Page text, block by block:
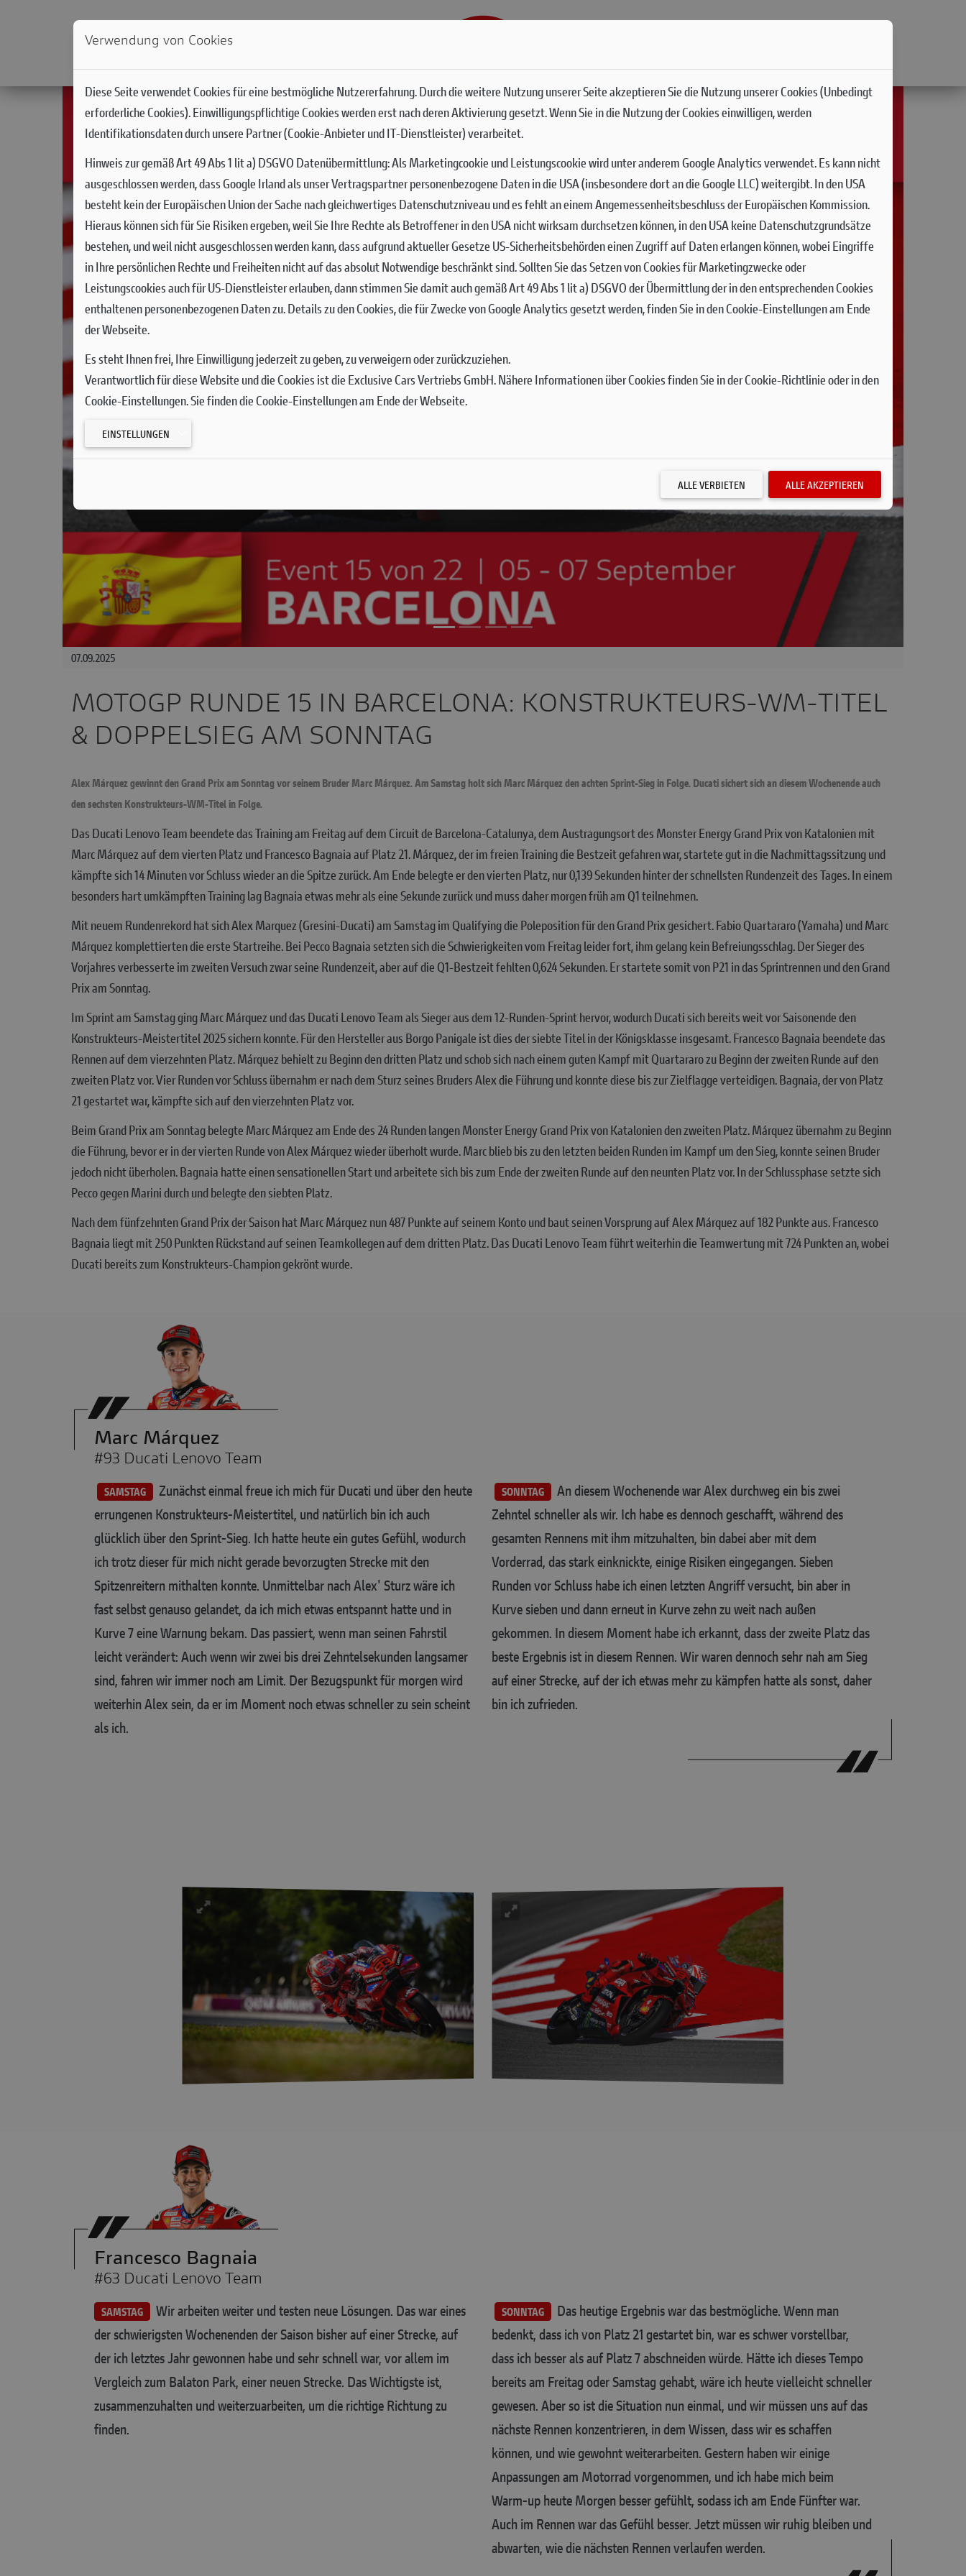
NEWS MODELLE DUCATI WORLD
07.09.2025
MOTOGP RUNDE 15 IN BARCELONA: KONSTRUKTEURS-WM-TITEL
& DOPPELSIEG AM SONNTAG
Alex Márquez gewinnt den Grand Prix am Sonntag vor seinem Bruder Marc Márquez. Am Samstag holt sich Marc Márquez den achten Sprint-Sieg in Folge. Ducati sichert sich an diesem Wochenende auch
den sechsten Konstrukteurs-WM-Titel in Folge.
Das Ducati Lenovo Team beendete das Training am Freitag auf dem Circuit de Barcelona-Catalunya, dem Austragungsort des Monster Energy Grand Prix von Katalonien mit
Marc Márquez auf dem vierten Platz und Francesco Bagnaia auf Platz 21. Márquez, der im freien Training die Bestzeit gefahren war, startete gut in die Nachmittagssitzung und
kämpfte sich 14 Minuten vor Schluss wieder an die Spitze zurück. Am Ende belegte er den vierten Platz, nur 0,139 Sekunden hinter der schnellsten Rundenzeit des Tages. In einem
besonders hart umkämpften Training lag Bagnaia etwas mehr als eine Sekunde zurück und muss daher morgen früh am Q1 teilnehmen.
Mit neuem Rundenrekord hat sich Alex Marquez (Gresini-Ducati) am Samstag im Qualifying die Poleposition für den Grand Prix gesichert. Fabio Quartararo (Yamaha) und Marc
Márquez komplettierten die erste Startreihe. Bei Pecco Bagnaia setzten sich die Schwierigkeiten vom Freitag leider fort, ihm gelang kein Befreiungsschlag. Der Sieger des
Vorjahres verbesserte im zweiten Versuch zwar seine Rundenzeit, aber auf die Q1-Bestzeit fehlten 0,624 Sekunden. Er startete somit von P21 in das Sprintrennen und den Grand
Prix am Sonntag.
Im Sprint am Samstag ging Marc Márquez und das Ducati Lenovo Team als Sieger aus dem 12-Runden-Sprint hervor, wodurch Ducati sich bereits weit vor Saisonende den
Konstrukteurs-Meistertitel 2025 sichern konnte. Für den Hersteller aus Borgo Panigale ist dies der siebte Titel in der Königsklasse insgesamt. Francesco Bagnaia beendete das
Rennen auf dem vierzehnten Platz. Márquez behielt zu Beginn den dritten Platz und schob sich nach einem guten Kampf mit Quartararo zu Beginn der zweiten Runde auf den
zweiten Platz vor. Vier Runden vor Schluss übernahm er nach dem Sturz seines Bruders Alex die Führung und konnte diese bis zur Zielflagge verteidigen. Bagnaia, der von Platz
21 gestartet war, kämpfte sich auf den vierzehnten Platz vor.
Beim Grand Prix am Sonntag belegte Marc Márquez am Ende des 24 Runden langen Monster Energy Grand Prix von Katalonien den zweiten Platz. Márquez übernahm zu Beginn
die Führung, bevor er in der vierten Runde von Alex Márquez wieder überholt wurde. Marc blieb bis zu den letzten beiden Runden im Kampf um den Sieg, konnte seinen Bruder
jedoch nicht überholen. Bagnaia hatte einen sensationellen Start und arbeitete sich bis zum Ende der zweiten Runde auf den neunten Platz vor. In der Schlussphase setzte sich
Pecco gegen Marini durch und belegte den siebten Platz.
Nach dem fünfzehnten Grand Prix der Saison hat Marc Márquez nun 487 Punkte auf seinem Konto und baut seinen Vorsprung auf Alex Márquez auf 182 Punkte aus. Francesco
Bagnaia liegt mit 250 Punkten Rückstand auf seinen Teamkollegen auf dem dritten Platz. Das Ducati Lenovo Team führt weiterhin die Teamwertung mit 724 Punkten an, wobei
Ducati bereits zum Konstrukteurs-Champion gekrönt wurde.
Marc Márquez
#93 Ducati Lenovo Team
SAMSTAG Zunächst einmal freue ich mich für Ducati und über den heute
errungenen Konstrukteurs-Meistertitel, und natürlich bin ich auch
glücklich über den Sprint-Sieg. Ich hatte heute ein gutes Gefühl, wodurch
ich trotz dieser für mich nicht gerade bevorzugten Strecke mit den
Spitzenreitern mithalten konnte. Unmittelbar nach Alex' Sturz wäre ich
fast selbst genauso gelandet, da ich mich etwas entspannt hatte und in
Kurve 7 eine Warnung bekam. Das passiert, wenn man seinen Fahrstil
leicht verändert: Auch wenn wir zwei bis drei Zehntelsekunden langsamer
sind, fahren wir immer noch am Limit. Der Bezugspunkt für morgen wird
weiterhin Alex sein, da er im Moment noch etwas schneller zu sein scheint
als ich.
SONNTAG An diesem Wochenende war Alex durchweg ein bis zwei
Zehntel schneller als wir. Ich habe es dennoch geschafft, während des
gesamten Rennens mit ihm mitzuhalten, bin dabei aber mit dem
Vorderrad, das stark einknickte, einige Risiken eingegangen. Sieben
Runden vor Schluss habe ich einen letzten Angriff versucht, bin aber in
Kurve sieben und dann erneut in Kurve zehn zu weit nach außen
gekommen. In diesem Moment habe ich erkannt, dass der zweite Platz das
beste Ergebnis ist in diesem Rennen. Wir waren dennoch sehr nah am Sieg
auf einer Strecke, auf der ich etwas mehr zu kämpfen hatte als sonst, daher
bin ich zufrieden.
Francesco Bagnaia
#63 Ducati Lenovo Team
SAMSTAG Wir arbeiten weiter und testen neue Lösungen. Das war eines
der schwierigsten Wochenenden der Saison bisher auf einer Strecke, auf
der ich letztes Jahr gewonnen habe und sehr schnell war, vor allem im
Vergleich zum Balaton Park, einer neuen Strecke. Das Wichtigste ist,
zusammenzuhalten und weiterzuarbeiten, um die richtige Richtung zu
finden.
SONNTAG Das heutige Ergebnis war das bestmögliche. Wenn man
bedenkt, dass ich von Platz 21 gestartet bin, war es schwer vorstellbar,
dass ich besser als auf Platz 7 abschneiden würde. Hätte ich dieses Tempo
bereits am Freitag oder Samstag gehabt, wäre ich heute vielleicht schneller
gewesen. Aber so ist die Situation nun einmal, und wir müssen uns auf das
nächste Rennen konzentrieren, in dem Wissen, dass wir es schaffen
können, und wie gewohnt weiterarbeiten. Gestern haben wir einige
Anpassungen am Motorrad vorgenommen, und ich habe mich beim
Warm-up heute Morgen besser gefühlt, sodass ich am Ende Fünfter war.
Auch im Rennen war das Gefühl besser. Jetzt müssen wir ruhig bleiben und
abwarten, wie die nächsten Rennen verlaufen werden.
Verwendung von Cookies
Diese Seite verwendet Cookies für eine bestmögliche Nutzererfahrung. Durch die weitere Nutzung unserer Seite akzeptieren Sie die Nutzung unserer Cookies (Unbedingt
erforderliche Cookies). Einwilligungspflichtige Cookies werden erst nach deren Aktivierung gesetzt. Wenn Sie in die Nutzung der Cookies einwilligen, werden
Identifikationsdaten durch unsere Partner (Cookie-Anbieter und IT-Dienstleister) verarbeitet.
Hinweis zur gemäß Art 49 Abs 1 lit a) DSGVO Datenübermittlung:Als Marketingcookie und Leistungscookie wird unter anderem Google Analytics verwendet. Es kann nicht
ausgeschlossen werden, dass Google Irland als unser Vertragspartner personenbezogene Daten in die USA (insbesondere dort an die Google LLC) weitergibt. In den USA
besteht kein der Europäischen Union der Sache nach gleichwertiges Datenschutzniveau und es fehlt an einem Angemessenheitsbeschluss der Europäischen Kommission.
Hieraus können sich für Sie Risiken ergeben, weil Sie Ihre Rechte als Betroffener in den USA nicht wirksam durchsetzen können, in den USA keine Datenschutzgrundsätze
bestehen, und weil nicht ausgeschlossen werden kann, dass aufgrund aktueller Gesetze US-Sicherheitsbehörden einen Zugriff auf Daten erlangen können, wobei Eingriffe
in Ihre persönlichen Rechte und Freiheiten nicht auf das absolut Notwendige beschränkt sind.Sollten Sie das Setzen von Cookies für Marketingzwecke oder
Leistungscookies auch für US-Dienstleister erlauben, dann stimmen Sie damit auch gemäß Art 49 Abs 1 lit a) DSGVO der Übermittlung der in den entsprechenden Cookies
enthaltenen personenbezogenen Daten zu. Details zu den Cookies, die für Zwecke von Google Analytics gesetzt werden, finden Sie in den Cookie-Einstellungen am Ende
der Webseite.
Es steht Ihnen frei, Ihre Einwilligung jederzeit zu geben, zu verweigern oder zurückzuziehen.
Verantwortlich für diese Website und die Cookies ist die Exclusive Cars Vertriebs GmbH. Nähere Informationen über Cookies finden Sie in der Cookie-Richtlinie oder in den
Cookie-Einstellungen. Sie finden die Cookie-Einstellungen am Ende der Webseite.
EINSTELLUNGEN
ALLE VERBIETEN ALLE AKZEPTIEREN